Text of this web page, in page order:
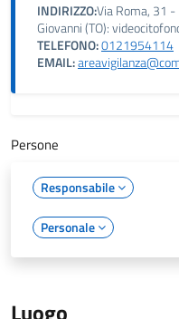
INDIRIZZO:Via Roma, 31
Giovanni (TO):
TELEFONO:0121954114
EMAIL:
Persone
Responsabile
Personale